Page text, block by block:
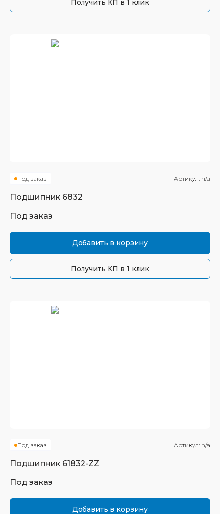
Получить КП в 1 клик
Под заказ Артикул: n/a
Подшипник 6832
Под заказ
Добавить в корзину
Получить КП в 1 клик
Под заказ Артикул: n/a
Подшипник 61832-ZZ
Под заказ
Добавить в корзину